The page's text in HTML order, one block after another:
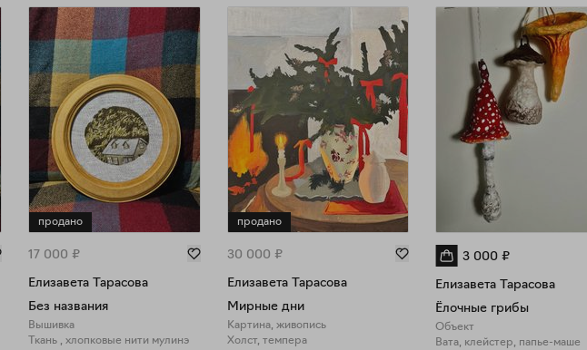
продано
17 000 ₽
Елизавета Тарасова
Без названия
Вышивка
Ткань , хлопковые нити мулинэ
продано
30 000 ₽
Елизавета Тарасова
Мирные дни
Картина, живопись
Холст, темпера
3 000 ₽
Елизавета Тарасова
Ёлочные грибы
Объект
Вата, клейстер, папье-маше